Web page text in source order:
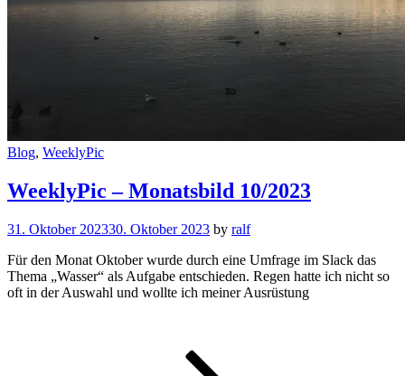
Cat
Blog, WeeklyPic
WeeklyPic – Monatsbild 10/2023
31. Oktober 202330. Oktober 2023 by ralf
Für den Monat Oktober wurde durch eine Umfrage im Slack das
Thema „Wasser“ als Aufgabe entschieden. Regen hatte ich nicht so
oft in der Auswahl und wollte ich meiner Ausrüstung